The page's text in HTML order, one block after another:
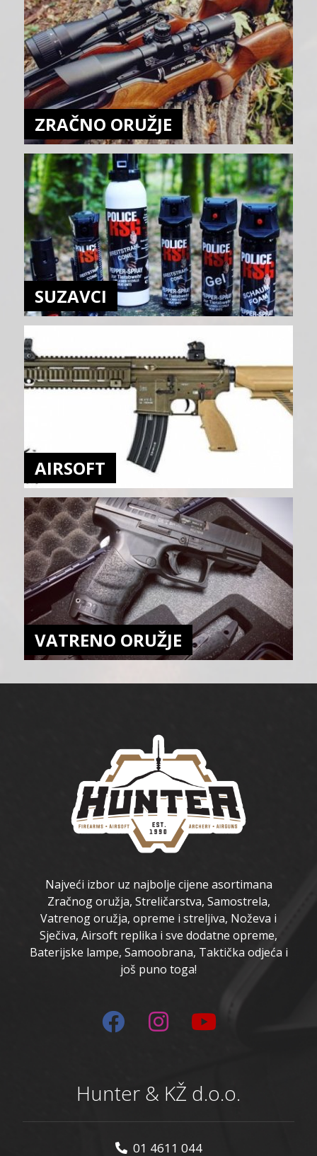
ZRAČNO ORUŽJE
SUZAVCI
AIRSOFT
VATRENO ORUŽJE
Najveći izbor uz najbolje cijene asortimana
Zračnog oružja, Streličarstva, Samostrela,
Vatrenog oružja, opreme i streljiva, Noževa i
Sječiva, Airsoft replika i sve dodatne opreme,
Baterijske lampe, Samoobrana, Taktička odjeća i
još puno toga!
Hunter & KŽ d.o.o.
01 4611 044